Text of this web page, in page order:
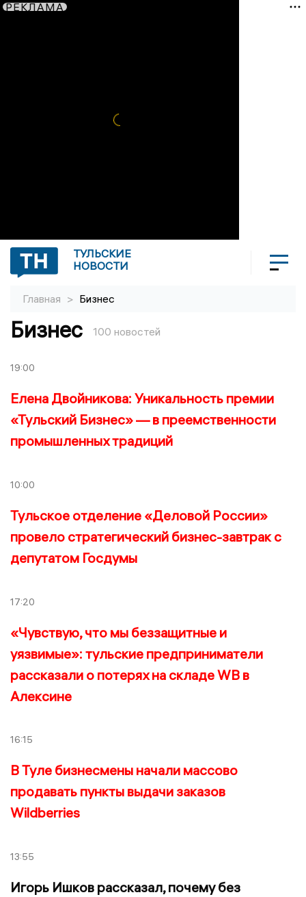
РЕКЛАМА
ТУЛЬСКИЕ
НОВОСТИ
Главная > Бизнес
Бизнес 100 новостей
19:00
Елена Двойникова: Уникальность премии
«Тульский Бизнес» — в преемственности
промышленных традиций
10:00
Тульское отделение «Деловой России»
провело стратегический бизнес-завтрак с
депутатом Госдумы
17:20
«Чувствую, что мы беззащитные и
уязвимые»: тульские предприниматели
рассказали о потерях на складе WB в
Алексине
16:15
В Туле бизнесмены начали массово
продавать пункты выдачи заказов
Wildberries
13:55
Игорь Ишков рассказал, почему без